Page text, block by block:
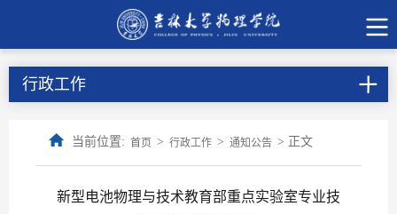
行政工作
当前位置: 首页 > 行政工作 > 通知公告 > 正文
新型电池物理与技术教育部重点实验室专业技